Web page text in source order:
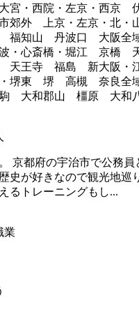
宮・西院・左京・西京
郊外 上京・左京・北
福知山 丹波口 大阪全
・心斎橋・堀江 京橋
天王寺 福島 新大阪・
・堺東 堺 高槻 奈良
大和郡山 橿原 大和
京都府の宇治市で公務員
史が好きなので観光地巡
るトレーニングもし...
業